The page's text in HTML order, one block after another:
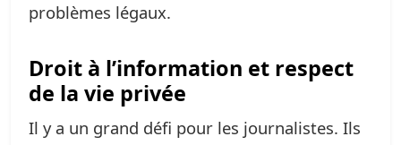
problèmes légaux.
Droit à l’information et respect
de la vie privée
Il y a un grand défi pour les journalistes. Ils